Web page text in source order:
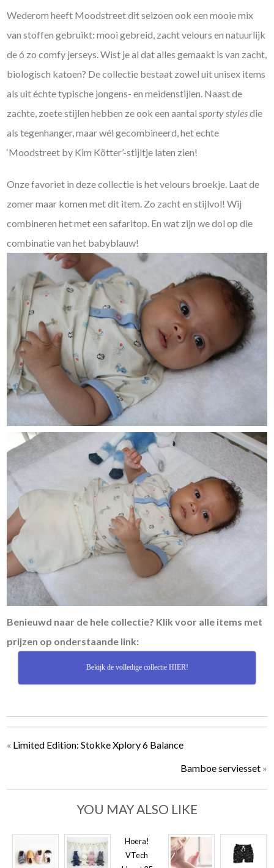
Wederom heeft Moodstreet dit seizoen ook een mooie mix
van stoffen gebruikt: mooi gebreid, zacht velours en natuurlijk
de ó zo comfy jerseys. Wist je al dat alles gemaakt is van zacht,
biologisch katoen? De collectie bestaat zowel uit unisex items
als uit échte typische jongens- en meidenstijlen. Naast de
zachte, zoete stijlen hebben ze ook een aantal sporty stylesdie
als tegenhanger, maar wél gecombineerd, het echte
‘Moodstreet by Kim Kötter’-stijltje laten zien!
Onze favoriet in deze collectie is het velours broekje. Laat de
zomer maar komen met dit item. Zo zacht en stijlvol! Wij
combineren het met een safaritop. En wat zijn we dol op die
combinatie van het babyblauw!
Benieuwd naar de hele collectie? Klik voor alle items met
prijzen op onderstaande link:
Bekijk de volledige collectie HIER!
« Limited Edition: Stokke Xplory 6 Balance
Bamboe serviesset»
YOU MAY ALSO LIKE
Hoera!
VTech